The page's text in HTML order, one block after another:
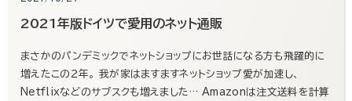
2021年版ドイツで愛用のネット通販
まさかのパンデミックでネットショップにお世話になる方も飛躍的に
増えたこの２年。 我が家はますますネットショップ愛が加速し、
Netflixなどのサブスクも増えました… Amazonは注文送料を計算